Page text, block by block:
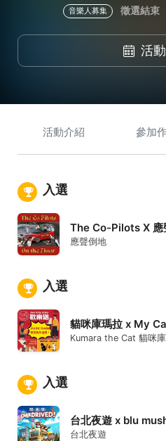
音樂人募集 徵選結束
活
活動介紹 參加
入選
應聲倒地
入選
Kumara the Cat 貓咪
入選
台北夜遊 x blu
台北夜遊